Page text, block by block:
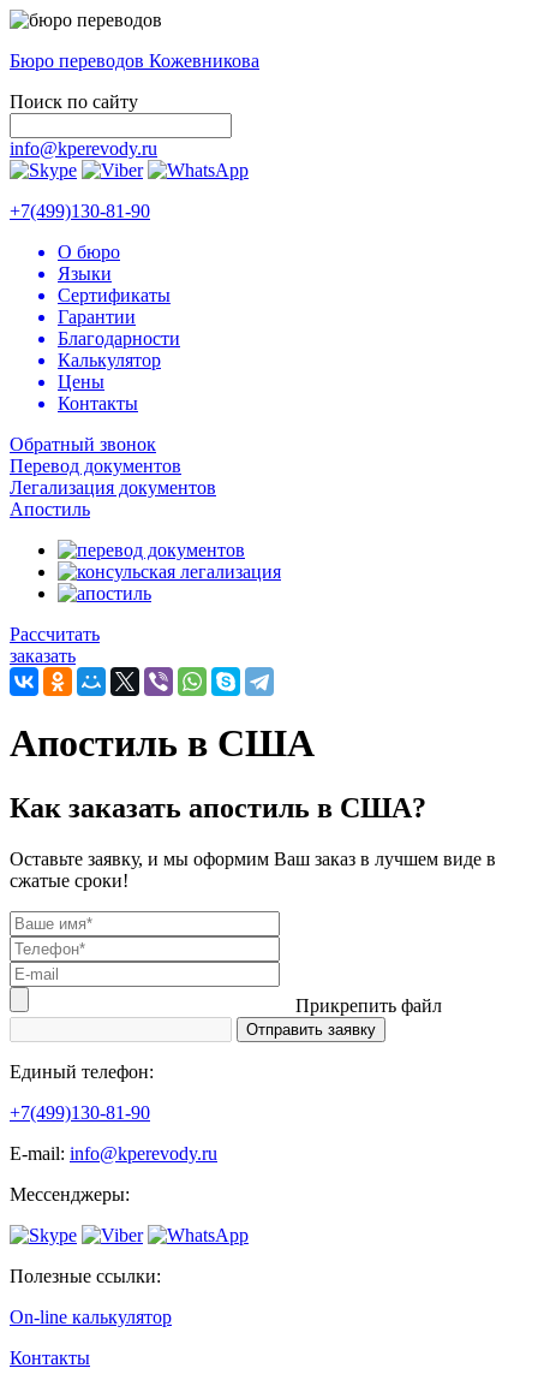
Бюро переводов Кожевникова
Поиск по сайту
info@kperevody.ru
+7(499)130-81-90
О бюро
Языки
Сертификаты
Гарантии
Благодарности
Калькулятор
Цены
Контакты
Обратный звонок
Перевод документов
Легализация документов
Апостиль
Рассчитать
заказать
Апостиль в США
Как заказать апостиль в США?
Оставьте заявку, и мы оформим Ваш заказ в лучшем виде в
сжатые сроки!
Прикрепить файл
Единый телефон:
+7(499)130-81-90
Е-mail: info@kperevody.ru
Мессенджеры:
Полезные ссылки:
On-line калькулятор
Контакты